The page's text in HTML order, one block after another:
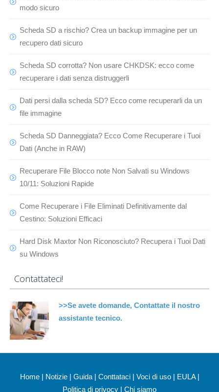
modo sicuro
Scheda SD a rischio? Crea un backup immagine per un
recupero dati sicuro
Scheda SD corrotta? Non usare CHKDSK: ecco come
recuperare i dati senza distruggerli
Dati persi dalla scheda SD? Ecco come recuperarli da un
file immagine
Scheda SD Danneggiata? Ecco Come Recuperare i Tuoi
Dati (Anche in RAW)
Recuperare File Blocco note Non Salvati su Windows
10/11: Soluzioni Rapide
Come Recuperare i File Eliminati Definitivamente dal
Cestino: Soluzioni Efficaci
Hard Disk Maxtor Non Riconosciuto? Recupera i Tuoi Dati
su Windows
Contattateci!
>>Se avete domande, Contattate il nostro
assistante tecnico.
Home| Notizie| Guida| Conttataci| Voci di uso| EULA|
Politica di privocy | Chi siamo